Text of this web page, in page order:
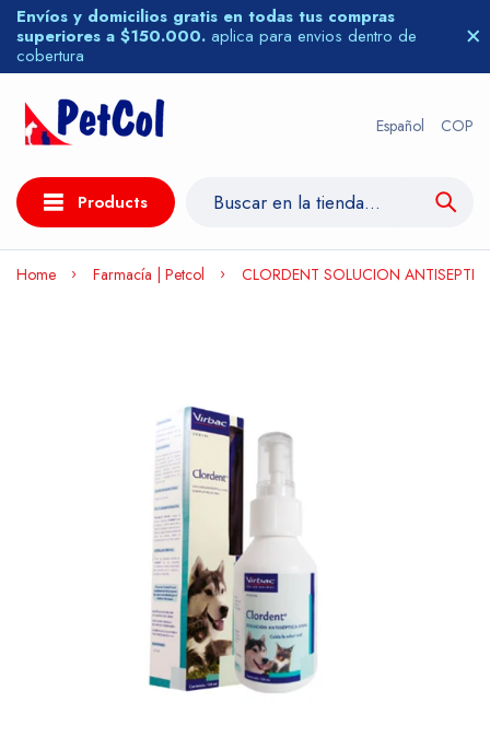
Envíos y domicilios gratis en todas tus compras
superiores a $150.000. aplica para envios dentro de
cobertura
Español COP
Products
Home Farmacía | Petcol CLORDENT SOLUCION